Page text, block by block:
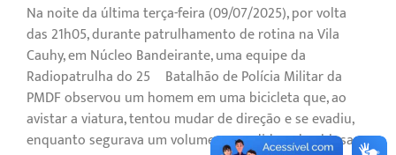
Na noite da última terça-feira (09/07/2025), por volta
das 21h05, durante patrulhamento de rotina na Vila
Cauhy, em Núcleo Bandeirante, uma equipe da
Radiopatrulha do 25º Batalhão de Polícia Militar da
PMDF observou um homem em uma bicicleta que, ao
avistar a viatura, tentou mudar de direção e se evadiu,
enquanto segurava um volume escondido sob a blusa.